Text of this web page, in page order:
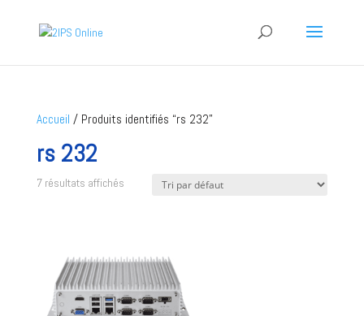
Accueil / Produits identifiés “rs 232”
rs 232
7 résultats affichés